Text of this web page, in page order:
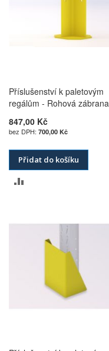
Příslušenství k paletovým
regálům - Rohová zábrana
847,00 Kč
700,00 Kč
Přidat do košíku